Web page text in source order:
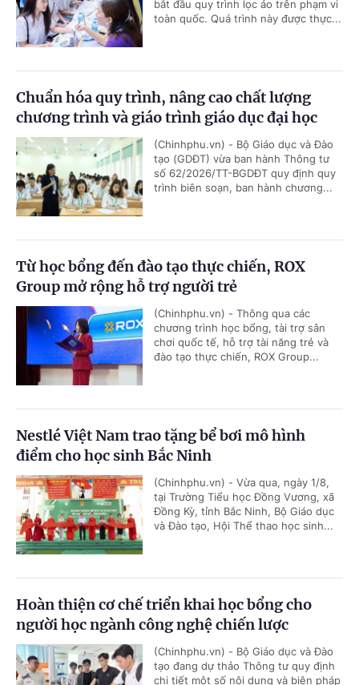
bắt đầu quy trình lọc ảo trên phạm vi
toàn quốc. Quá trình này được thực...
Chuẩn hóa quy trình, nâng cao chất lượng
chương trình và giáo trình giáo dục đại học
(Chinhphu.vn) - Bộ Giáo dục và Đào
tạo (GDĐT) vừa ban hành Thông tư
số 62/2026/TT-BGDĐT quy định quy
trình biên soạn, ban hành chương...
Từ học bổng đến đào tạo thực chiến, ROX
Group mở rộng hỗ trợ người trẻ
(Chinhphu.vn) - Thông qua các
chương trình học bổng, tài trợ sân
chơi quốc tế, hỗ trợ tài năng trẻ và
đào tạo thực chiến, ROX Group...
Nestlé Việt Nam trao tặng bể bơi mô hình
điểm cho học sinh Bắc Ninh
(Chinhphu.vn) - Vừa qua, ngày 1/8,
tại Trường Tiểu học Đồng Vương, xã
Đồng Kỳ, tỉnh Bắc Ninh, Bộ Giáo dục
và Đào tạo, Hội Thể thao học sinh...
Hoàn thiện cơ chế triển khai học bổng cho
người học ngành công nghệ chiến lược
(Chinhphu.vn) - Bộ Giáo dục và Đào
tạo đang dự thảo Thông tư quy định
chi tiết một số nội dung và biện pháp